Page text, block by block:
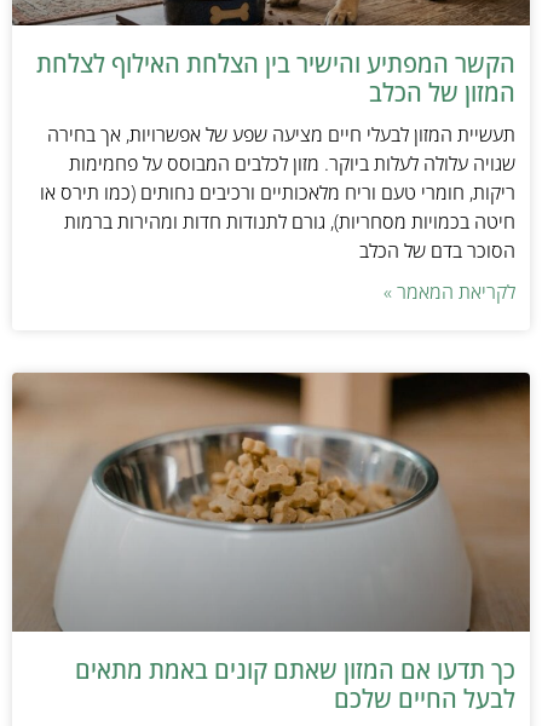
הקשר המפתיע והישיר בין הצלחת האילוף לצלחת
המזון של הכלב
תעשיית המזון לבעלי חיים מציעה שפע של אפשרויות, אך בחירה
שגויה עלולה לעלות ביוקר. מזון לכלבים המבוסס על פחמימות
ריקות, חומרי טעם וריח מלאכותיים ורכיבים נחותים (כמו תירס או
חיטה בכמויות מסחריות), גורם לתנודות חדות ומהירות ברמות
הסוכר בדם של הכלב
לקריאת המאמר »
כך תדעו אם המזון שאתם קונים באמת מתאים
לבעל החיים שלכם